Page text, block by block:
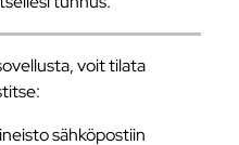
voit tilata
sähköpostiin